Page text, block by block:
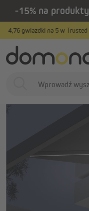
zawartości
-15% na
Strona główna Osłony